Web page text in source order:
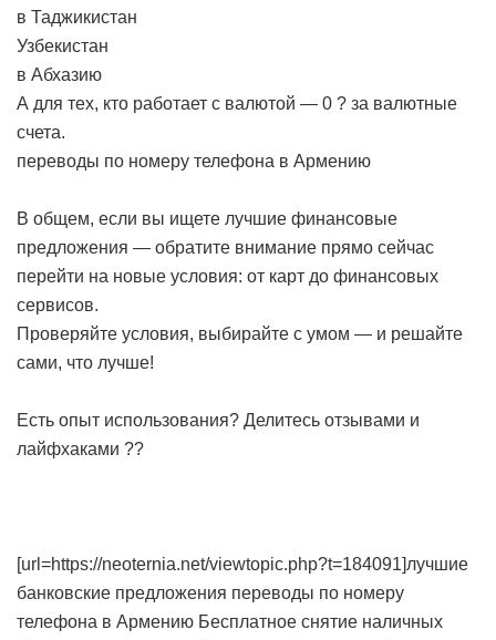
в Таджикистан
Узбекистан
в Абхазию
А для тех, кто работает с валютой — 0 ? за валютные
счета.
переводы по номеру телефона в Армению
В общем, если вы ищете лучшие финансовые
предложения — обратите внимание прямо сейчас
перейти на новые условия: от карт до финансовых
сервисов.
Проверяйте условия, выбирайте с умом — и решайте
сами, что лучше!
Есть опыт использования? Делитесь отзывами и
лайфхаками ??
[url=https://neoternia.net/viewtopic.php?t=184091]лучшие
банковские предложения переводы по номеру
телефона в Армению Бесплатное снятие наличных